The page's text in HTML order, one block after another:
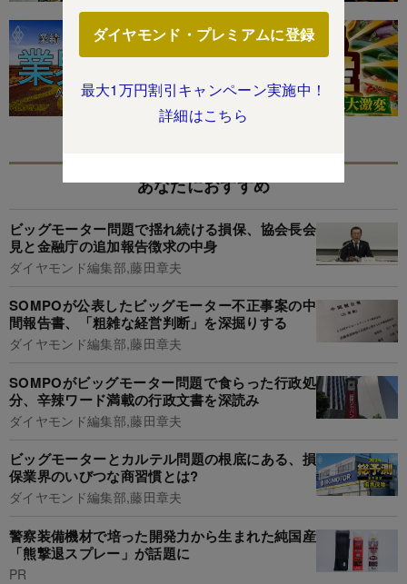
ダイヤモンド・プレミアムに登録
最大1万円割引キャンペーン実施中！
詳細はこちら
あなたにおすすめ
ビッグモーター問題で揺れ続ける損保、協会長会
見と金融庁の追加報告徴求の中身
ダイヤモンド編集部,藤田章夫
SOMPOが公表したビッグモーター不正事案の中
間報告書、「粗雑な経営判断」を深掘りする
ダイヤモンド編集部,藤田章夫
SOMPOがビッグモーター問題で食らった行政処
分、辛辣ワード満載の行政文書を深読み
ダイヤモンド編集部,藤田章夫
ビッグモーターとカルテル問題の根底にある、損
保業界のいびつな商習慣とは?
ダイヤモンド編集部,藤田章夫
警察装備機材で培った開発力から生まれた純国産
「熊撃退スプレー」が話題に
PR